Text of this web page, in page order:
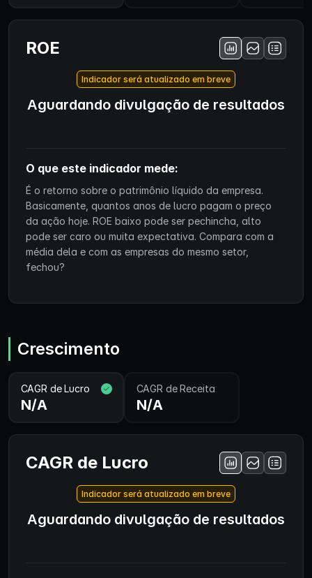
ROE
Indicador será atualizado em breve
Aguardando divulgação de resultados
O que este indicador mede:
É o retorno sobre o patrimônio líquido da empresa.
Basicamente, quantos anos de lucro pagam o preço
da ação hoje. ROE baixo pode ser pechincha, alto
pode ser caro ou muita expectativa. Compara com a
média dela e com as empresas do mesmo setor,
fechou?
Crescimento
CAGR de Lucro
N/A
CAGR de Receita
N/A
CAGR de Lucro
Indicador será atualizado em breve
Aguardando divulgação de resultados